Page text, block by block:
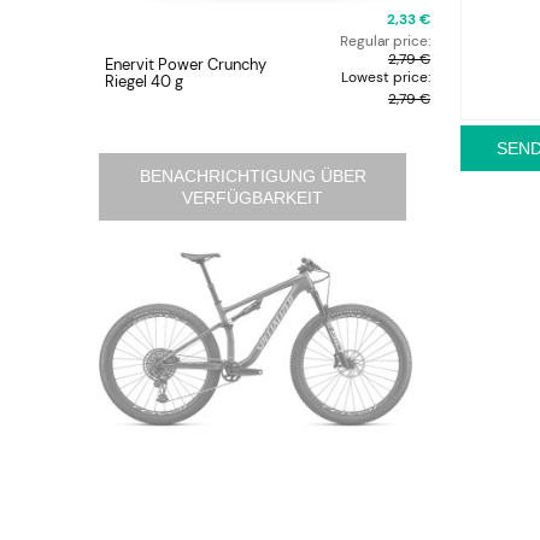
Enervit Power Crunchy
Riegel 40 g
2,33 €
Regular price:
2,79 €
Lowest price:
2,79 €
BENACHRICHTIGUNG ÜBER
VERFÜGBARKEIT